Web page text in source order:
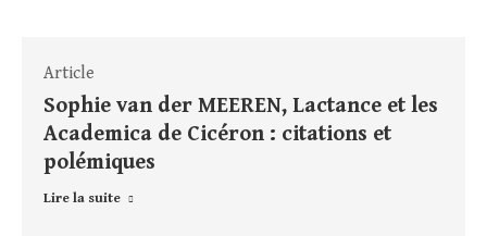
Article
Sophie van der MEEREN, Lactance et les
Academica de Cicéron : citations et
polémiques
Lire la suite